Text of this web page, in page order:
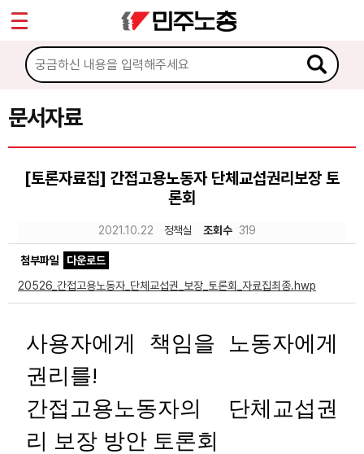
문서자료
[토론자료집] 간접고용노동자 단체교섭권리보장 토
론회
2021.10.22 정책실 조회수 319
첨부파일
다운로드
20526_간접고용노동자_단체교섭권_보장_토론회_자료집최종.hwp
사용자에게 책임을 노동자에게
권리를!
간접고용노동자의 단체교섭권
리 보장 방안 토론회
마이페이지
소개
소식
문서자료
이미지자료
카드뉴스
부설기관
업무
Sketchbook5, 스케치북5
Sketchbook5, 스케치북5